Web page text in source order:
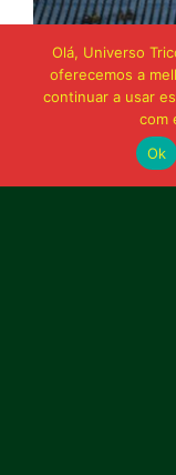
Olá, Universo
oferecemos a
continuar a usar
com
Ok